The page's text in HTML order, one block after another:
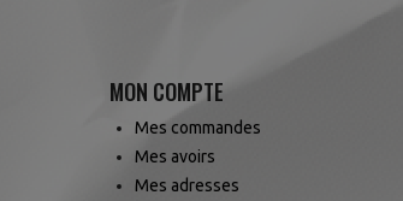
MON COMPTE
Mes commandes
Mes avoirs
Mes adresses